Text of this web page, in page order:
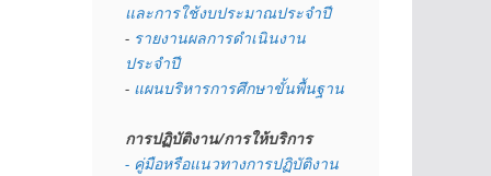
และการใช้งบประมาณประจำปี
- รายงานผลการดำเนินงาน
ประจำปี
- แผนบริหารการศึกษาขั้นพื้นฐาน
การปฏิบัติงาน/การให้บริการ
- คู่มือหรือแนวทางการปฏิบัติงาน